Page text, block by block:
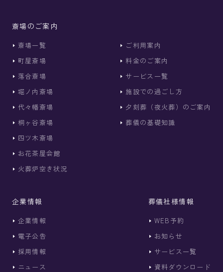
斎場のご案内
斎場一覧
町屋斎場
落合斎場
堀ノ内斎場
代々幡斎場
桐ヶ谷斎場
四ツ木斎場
お花茶屋会館
火葬炉空き状況
ご利用案内
料金のご案内
サービス一覧
施設での過ごし方
夕刻葬（夜火葬）のご案内
葬儀の基礎知識
企業情報
企業情報
電子公告
採用情報
ニュース
葬儀社様情報
WEB予約
お知らせ
サービス一覧
資料ダウンロード